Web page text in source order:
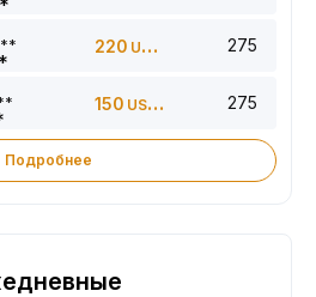
220 USDT 275
150 USDT 275
Подробнее